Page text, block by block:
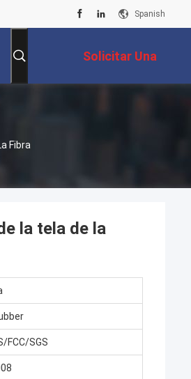
Spanish
Solicitar Una
Cotización
Fibra
la tela de la
FCC/SGS